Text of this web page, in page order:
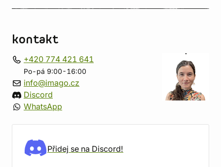
kontakt
+420 774 421 641
Po-pá 9:00-16:00
info@imago.cz
Discord
WhatsApp
Přidej se na Discord!